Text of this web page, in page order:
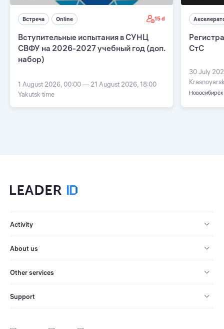
Встреча Online 15 d
Вступительные испытания в СУНЦ
СВФУ на 2026-2027 учебный год (доп.
набор)
1 August 2026, 00:00 — 21 August 2026, 18:00
Yakutsk time
СтС
30 July
Новосибирск
Activity
About us
Other services
Support